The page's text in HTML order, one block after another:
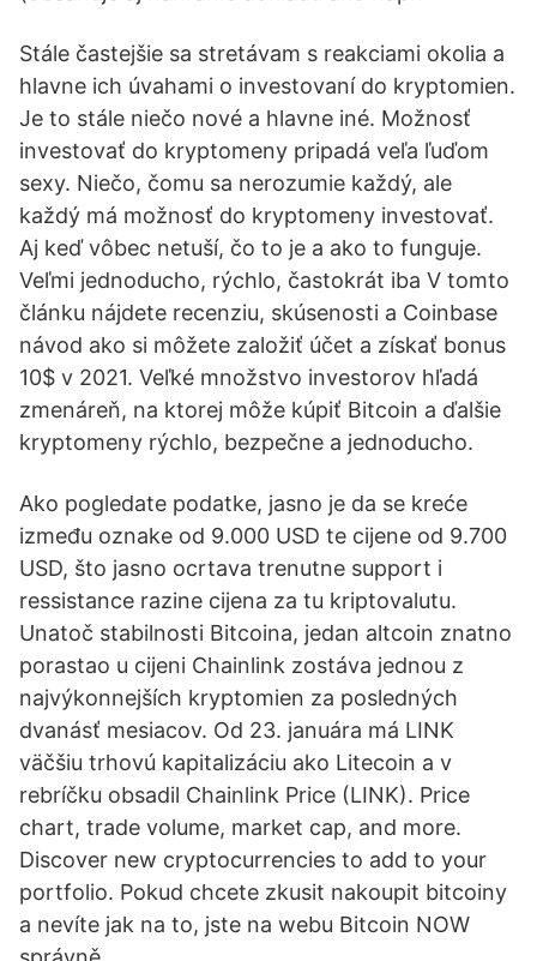
Stále častejšie sa stretávam s reakciami okolia a
hlavne ich úvahami o investovaní do kryptomien.
Je to stále niečo nové a hlavne iné. Možnosť
investovať do kryptomeny pripadá veľa ľuďom
sexy. Niečo, čomu sa nerozumie každý, ale
každý má možnosť do kryptomeny investovať.
Aj keď vôbec netuší, čo to je a ako to funguje.
Veľmi jednoducho, rýchlo, častokrát iba V tomto
článku nájdete recenziu, skúsenosti a Coinbase
návod ako si môžete založiť účet a získať bonus
10$ v 2021. Veľké množstvo investorov hľadá
zmenáreň, na ktorej môže kúpiť Bitcoin a ďalšie
kryptomeny rýchlo, bezpečne a jednoducho.
Ako pogledate podatke, jasno je da se kreće
između oznake od 9.000 USD te cijene od 9.700
USD, što jasno ocrtava trenutne support i
ressistance razine cijena za tu kriptovalutu.
Unatoč stabilnosti Bitcoina, jedan altcoin znatno
porastao u cijeni Chainlink zostáva jednou z
najvýkonnejších kryptomien za posledných
dvanásť mesiacov. Od 23. januára má LINK
väčšiu trhovú kapitalizáciu ako Litecoin a v
rebríčku obsadil Chainlink Price (LINK). Price
chart, trade volume, market cap, and more.
Discover new cryptocurrencies to add to your
portfolio. Pokud chcete zkusit nakoupit bitcoiny
a nevíte jak na to, jste na webu Bitcoin NOW